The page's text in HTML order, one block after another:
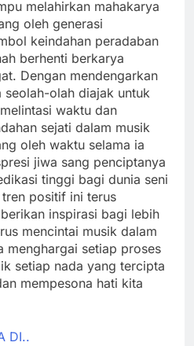
melahirkan mahakarya
oleh generasi
keindahan peradaban
berhenti berkarya
Dengan mendengarkan
olah diajak untuk
waktu dan
sejati dalam musik
oleh waktu selama ia
jiwa sang penciptanya
tinggi bagi dunia seni
positif ini terus
inspirasi bagi lebih
mencintai musik dalam
menghargai setiap proses
setiap nada yang tercipta
mempesona hati kita
DI..